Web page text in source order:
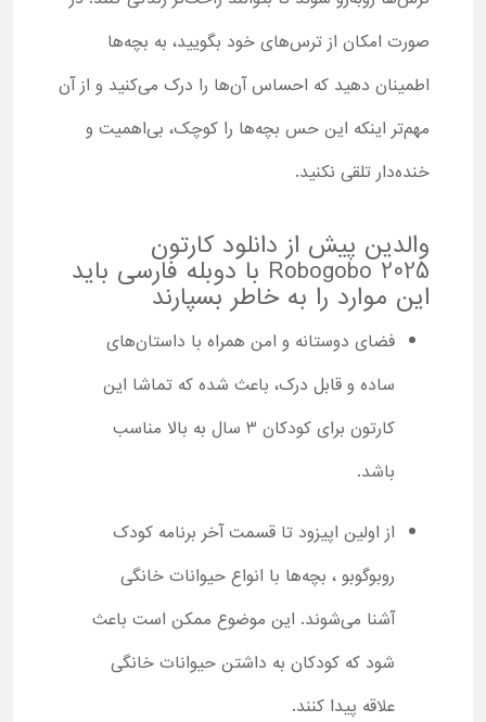
صورت امکان از ترس‌های خود بگویید، به بچه‌ها
اطمینان دهید که احساس آن‌ها را درک می‌کنید و از آن
مهم‌تر اینکه این حس بچه‌ها را کوچک، بی‌اهمیت و
خنده‌دار تلقی نکنید.
والدین پیش از دانلود کارتون
Robogobo 2025 با دوبله فارسی باید
این موارد را به خاطر بسپارند
فضای دوستانه و امن همراه با داستان‌های
ساده و قابل درک، باعث شده که تماشا این
کارتون برای کودکان 3 سال به بالا مناسب
باشد.
از اولین اپیزود تا قسمت آخر برنامه کودک
روبوگوبو ، بچه‌ها با انواع حیوانات خانگی
آشنا می‌شوند. این موضوع ممکن است باعث
شود که کودکان به داشتن حیوانات خانگی
علاقه پیدا کنند.